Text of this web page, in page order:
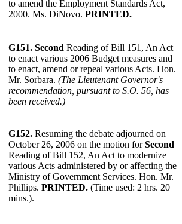
to amend the Employment Standards Act,
2000. Ms. DiNovo. PRINTED.
G151. Second Reading of Bill 151, An Act
to enact various 2006 Budget measures and
to enact, amend or repeal various Acts. Hon.
Mr. Sorbara. (The Lieutenant Governor's
recommendation, pursuant to S.O. 56, has
been received.)
G152. Resuming the debate adjourned on
October 26, 2006 on the motion forSecond
Reading of Bill 152, An Act to modernize
various Acts administered by or affecting the
Ministry of Government Services. Hon. Mr.
Phillips. PRINTED. (Time used: 2 hrs. 20
mins.).